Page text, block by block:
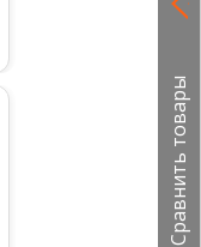
Сравнить товары